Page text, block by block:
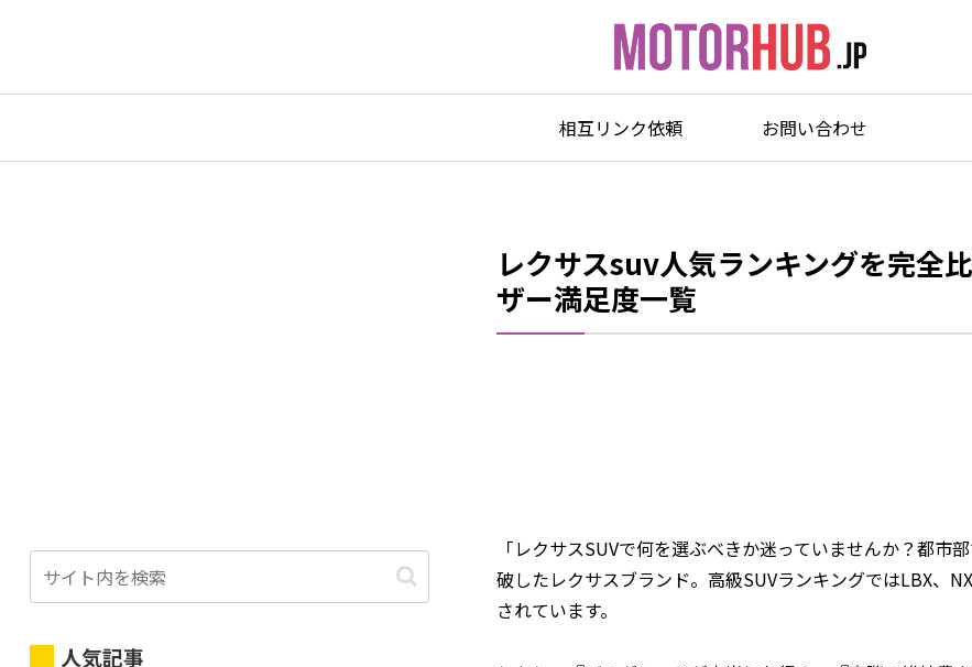
相互リンク依頼 お問い合わせ
レクサスsuv人気ランキングを完全
ザー満足度一覧
「レクサスSUVで何を選ぶべきか迷っていませんか？都
破したレクサスブランド。高級SUVランキングではLBX、
されています。
人気記事